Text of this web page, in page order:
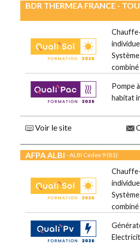
BDR THERMEA FRANCE -
combiné
Pompe
habitat
Voir le site
AFPA ALBI - ALBI Cedex 9 (81)
combiné